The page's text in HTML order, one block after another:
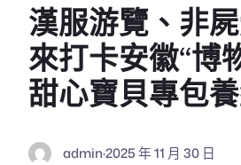
漢服游覽、非
來打卡安徽“博
甜心寶貝專包
admin·2025 年 11 月 30 日